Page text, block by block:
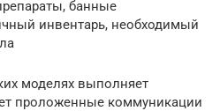
банные
инвентарь, необходимый
моделях выполняет
проложенные коммуникации